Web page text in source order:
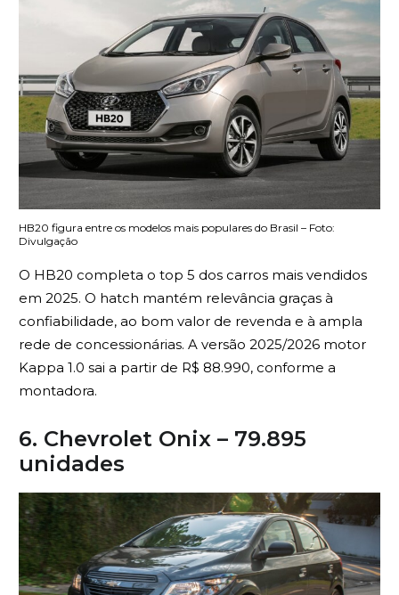
HB20 figura entre os modelos mais populares do Brasil – Foto:
Divulgação
O HB20 completa o top 5 dos carros mais vendidos
em 2025. O hatch mantém relevância graças à
confiabilidade, ao bom valor de revenda e à ampla
rede de concessionárias. A versão 2025/2026 motor
Kappa 1.0 sai a partir de R$ 88.990, conforme a
montadora.
6. Chevrolet Onix – 79.895
unidades